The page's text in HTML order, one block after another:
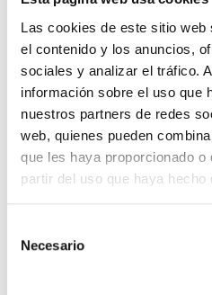
Las cookies de este sitio
el contenido y los anuncios,
sociales y analizar el tráfico.
información sobre el uso que
nuestros partners de redes
web, quienes pueden
que les haya proporcionado o
partir del uso que haya
Necesario
Es imposible ver
aceptar la fortaleza
no ver valor alguno
poder hallar mi
9. Dios estará allí,
formidable e infalible
gratitud, dará este
dejarás de advertir Su
en una percepción